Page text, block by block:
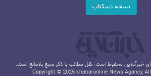
نسخه دسکتاپ
خبرآنلاین محفوظ است. نقل مطالب با ذکر منبع بلامانع است.
Copyright © 2025 khabaronline News Agancy,